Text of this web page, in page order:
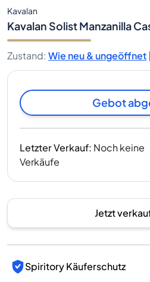
Kavalan
Kavalan Solist Manzanilla
Zustand: Wie neu & ungeöffnet |
Gebot
Letzter Verkauf: Noch keine
Verkäufe
Jetzt
Spiritory Käuferschutz